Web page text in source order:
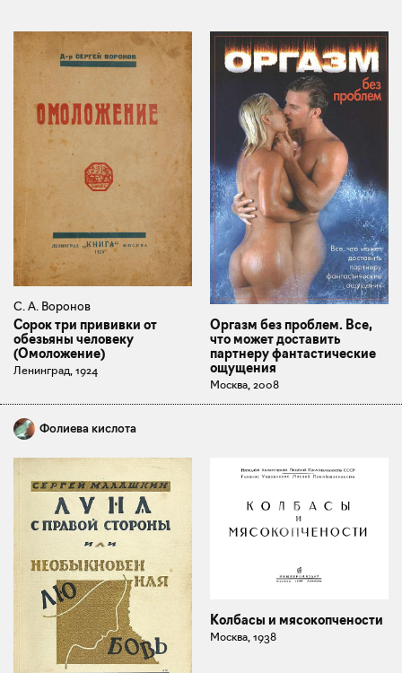
С. А. Воронов
Сорок три прививки от
обезьяны человеку
(Омоложение)
Ленинград, 1924
Оргазм без проблем. Все,
что может доставить
партнеру фантастические
ощущения
Москва, 2008
Фолиева кислота
Колбасы и мясокопчености
Москва, 1938